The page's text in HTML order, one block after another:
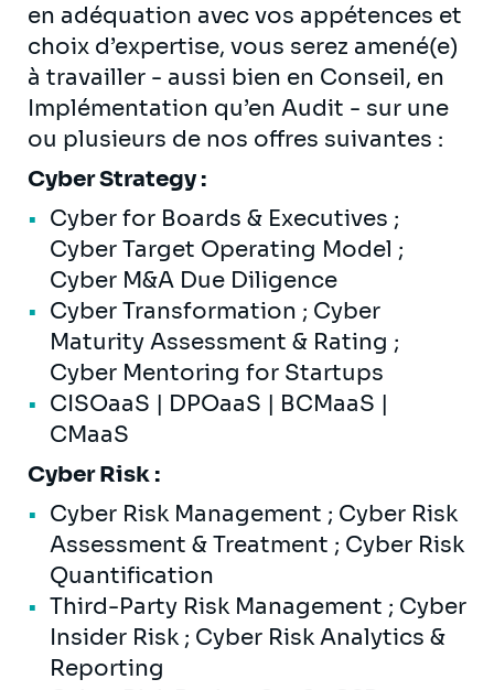
en adéquation avec vos appétences et
choix d’expertise, vous serez amené(e)
à travailler - aussi bien en Conseil, en
Implémentation qu’en Audit - sur une
ou plusieurs de nos offres suivantes :
Cyber Strategy :
Cyber for Boards & Executives ;
Cyber Target Operating Model ;
Cyber M&A Due Diligence
Cyber Transformation ; Cyber
Maturity Assessment & Rating ;
Cyber Mentoring for Startups
CISOaaS | DPOaaS | BCMaaS |
CMaaS
Cyber Risk :
Cyber Risk Management ; Cyber Risk
Assessment & Treatment ; Cyber Risk
Quantification
Third-Party Risk Management ; Cyber
Insider Risk ; Cyber Risk Analytics &
Reporting